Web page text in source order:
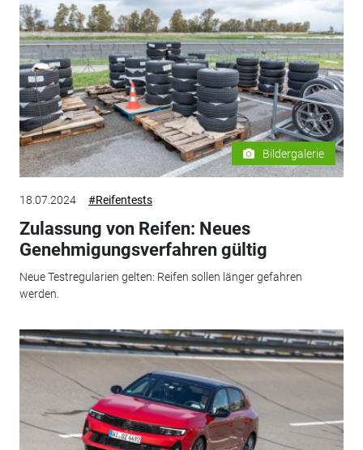
Bildergalerie
18.07.2024 #Reifentests
Zulassung von Reifen: Neues
Genehmigungsverfahren gültig
Neue Testregularien gelten: Reifen sollen länger gefahren
werden.